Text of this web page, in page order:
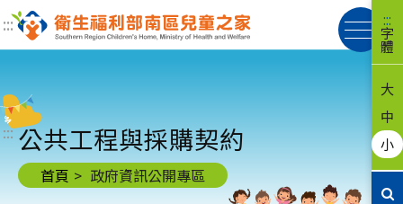
::: :::
字
體
大
中
小
:::
::: 公共工程與採購契約
首頁 政府資訊公開專區